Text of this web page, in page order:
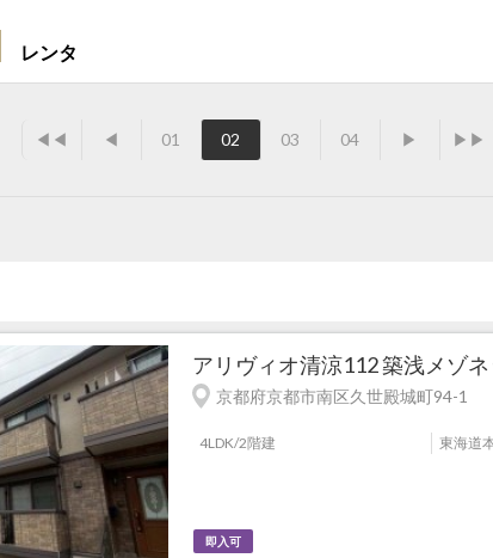
レンタ
◀◀
◀ 01 02 03 04 ▶ ▶▶
アリヴィオ清涼112 築浅メゾ
京都府京都市南区久世殿城町94-1
4LDK/2階建 東海道
即入可